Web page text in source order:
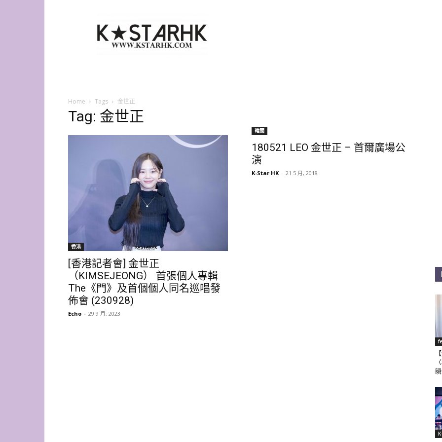
Star
HK
Home Tags 金世正
Tag: 金世正
香港
[香港記者會] 金世正
（KIMSEJEONG） 首張個人專輯
The《門》及首個個人同名巡唱發
佈會 (230928)
Echo - 29 9 月, 2023
韓國
180521 LEO 金世正 – 首爾廣場公
演
K-Star HK - 21 5 月, 2018